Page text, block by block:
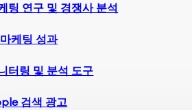
팅 연구 및 경쟁사 분석
케팅 성과
터링 및 분석 도구
검색 광고